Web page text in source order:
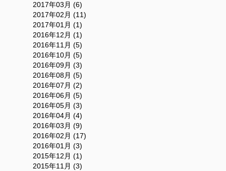
2017年03月 (6)
2017年02月 (11)
2017年01月 (1)
2016年12月 (1)
2016年11月 (5)
2016年10月 (5)
2016年09月 (3)
2016年08月 (5)
2016年07月 (2)
2016年06月 (5)
2016年05月 (3)
2016年04月 (4)
2016年03月 (9)
2016年02月 (17)
2016年01月 (3)
2015年12月 (1)
2015年11月 (3)